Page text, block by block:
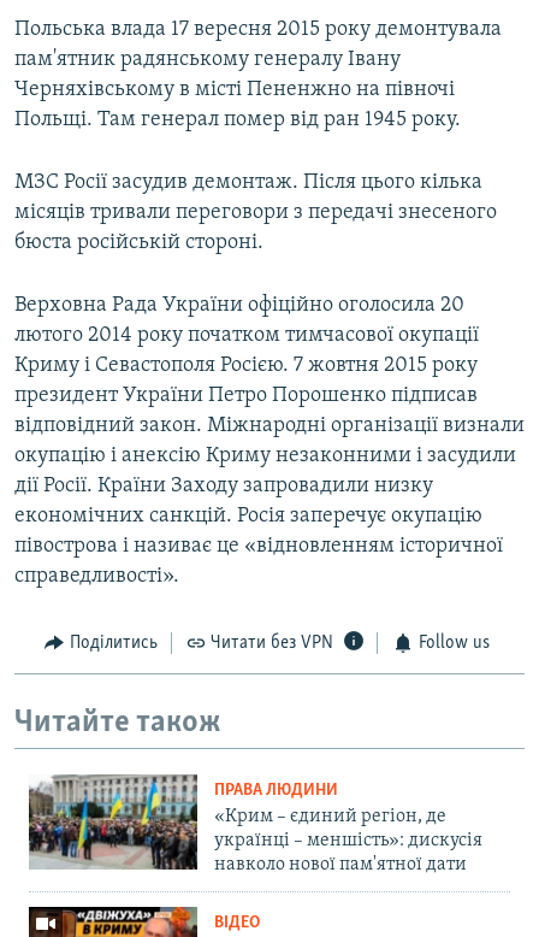
Польська влада 17 вересня 2015 року демонтувала
пам'ятник радянському генералу Івану
Черняхівському в місті Пененжно на півночі
Польщі. Там генерал помер від ран 1945 року.
МЗС Росії засудив демонтаж. Після цього кілька
місяців тривали переговори з передачі знесеного
бюста російській стороні.
Верховна Рада України офіційно оголосила 20
лютого 2014 року початком тимчасової окупації
Криму і Севастополя Росією. 7 жовтня 2015 року
президент України Петро Порошенко підписав
відповідний закон. Міжнародні організації визнали
окупацію і анексію Криму незаконними і засудили
дії Росії. Країни Заходу запровадили низку
економічних санкцій. Росія заперечує окупацію
півострова і називає це «відновленням історичної
справедливості».
Поділитись Читати без VPN Follow us
Читайте також
ПРАВА ЛЮДИНИ
«Крим – єдиний регіон, де
українці – меншість»: дискусія
навколо нової пам'ятної дати
ВІДЕО